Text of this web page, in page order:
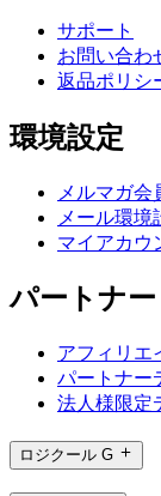
サポート
お問い合わ
返品ポリシ
環境設定
メルマガ会
メール環境
マイアカウ
パートナ
アフィリエ
パートナー
法人様限定
ロジクール G